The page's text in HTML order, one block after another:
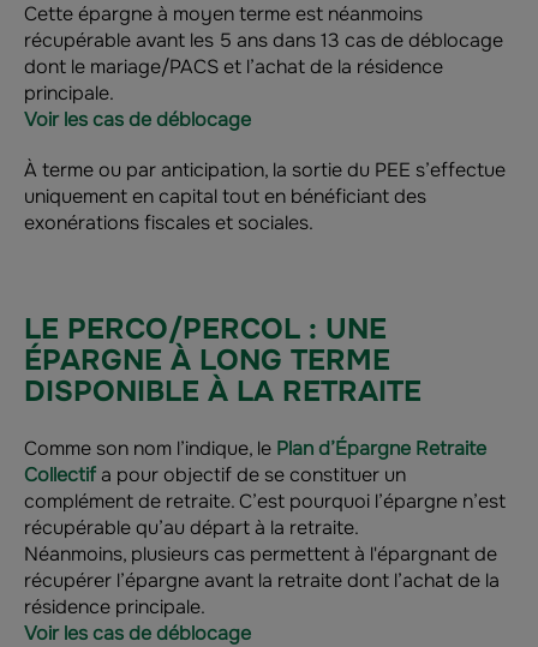
Cette épargne à moyen terme est néanmoins
récupérable avant les 5 ans dans 13 cas de déblocage
dont le mariage/PACS et l’achat de la résidence
principale.
Voir les cas de déblocage
À terme ou par anticipation, la sortie du PEE s’effectue
uniquement en capital tout en bénéficiant des
exonérations fiscales et sociales.
LE PERCO/PERCOL : UNE
ÉPARGNE À LONG TERME
DISPONIBLE À LA RETRAITE
Comme son nom l’indique, le Plan d’Épargne Retraite
Collectif a pour objectif de se constituer un
complément de retraite. C’est pourquoi l’épargne n’est
récupérable qu’au départ à la retraite.
Néanmoins, plusieurs cas permettent à l'épargnant de
récupérer l’épargne avant la retraite dont l’achat de la
résidence principale.
Voir les cas de déblocage